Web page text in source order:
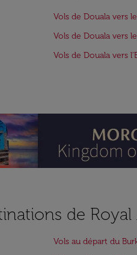
Vols de Douala vers
Vols de Douala vers
Vols de Douala vers
de Royal
Vols au départ du